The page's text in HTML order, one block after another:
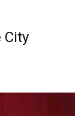
City